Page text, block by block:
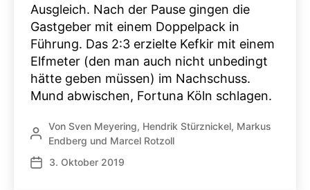
Ausgleich. Nach der Pause gingen die
Gastgeber mit einem Doppelpack in
Führung. Das 2:3 erzielte Kefkir mit einem
Elfmeter (den man auch nicht unbedingt
hätte geben müssen) im Nachschuss.
Mund abwischen, Fortuna Köln schlagen.
Beitragsautor
Von Sven Meyering, Hendrik Stürznickel, Markus
Endberg und Marcel Rotzoll
Veröffentlichungsdatum
3. Oktober 2019